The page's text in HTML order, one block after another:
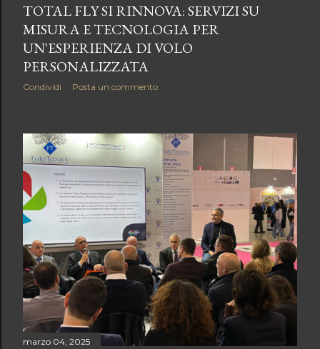
TOTAL FLY SI RINNOVA: SERVIZI SU
MISURA E TECNOLOGIA PER
UN'ESPERIENZA DI VOLO
PERSONALIZZATA
Condividi Posta un commento
marzo 04, 2025